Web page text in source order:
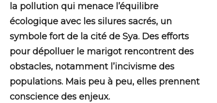
la pollution qui menace l’équilibre
écologique avec les silures sacrés, un
symbole fort de la cité de Sya. Des efforts
pour dépolluer le marigot rencontrent des
obstacles, notamment l’incivisme des
populations. Mais peu à peu, elles prennent
conscience des enjeux.